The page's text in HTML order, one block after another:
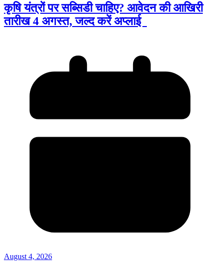
कृषि यंत्रों पर सब्सिडी चाहिए? आवेदन की आखिरी
तारीख 4 अगस्त, जल्द करें अप्लाई
August 4, 2026